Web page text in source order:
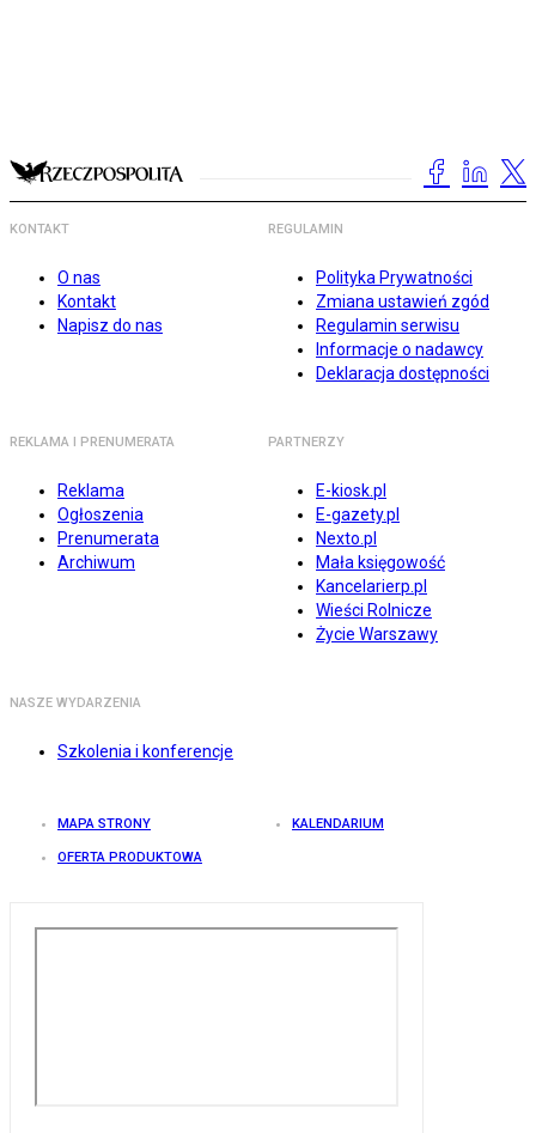
KONTAKT
O nas
Kontakt
Napisz do nas
REGULAMIN
Polityka Prywatności
Zmiana ustawień zgód
Regulamin serwisu
Informacje o nadawcy
Deklaracja dostępności
REKLAMA I PRENUMERATA
Reklama
Ogłoszenia
Prenumerata
Archiwum
PARTNERZY
E-kiosk.pl
E-gazety.pl
Nexto.pl
Mała księgowość
Kancelarierp.pl
Wieści Rolnicze
Życie Warszawy
NASZE WYDARZENIA
Szkolenia i konferencje
MAPA STRONY KALENDARIUM
OFERTA PRODUKTOWA